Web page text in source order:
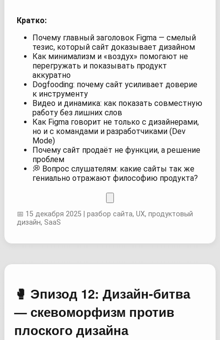
Кратко:
Почему главный заголовок Figma — смелый
тезис, который сайт доказывает дизайном
Как минимализм и «воздух» помогают не
перегружать и показывать продукт
аккуратно
Dogfooding: почему сайт усиливает доверие
к инструменту
Видео и динамика: как показать совместную
работу без лишних слов
Как Figma говорит не только с дизайнерами,
но и с командами и разработчиками (Dev
Mode)
Почему сайт продаёт не функции, а решение
проблем
💭 Вопрос слушателям: какие сайты так же
гениально отражают философию продукта?
📅 15 декабря 2025 | разбор сайта, UX, продуктовый
дизайн, SaaS
🥊 Эпизод 12: Дизайн-битва
— скевоморфизм против
плоского дизайна